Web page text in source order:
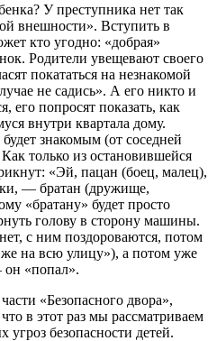
У преступника нет так
внешности». Вступить в
кто угодно: «добрая»
Родители увещевают своего
покататься на незнакомой
не садись». А его никто и
его попросят показать, как
внутри квартала дому.
знакомым (от соседней
только из остановившейся
«Эй, пацан (боец, малец),
— братан (дружище,
«братану» будет просто
голову в сторону машины.
с ним поздороваются, потом
же на всю улицу»), а потом уже
«попал».
«Безопасного двора»,
в этот раз мы рассматриваем
угроз безопасности детей.